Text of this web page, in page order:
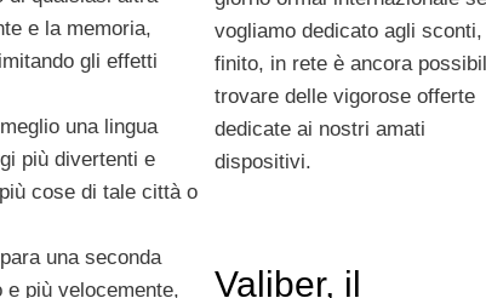
e la memoria,
gli effetti
una lingua
più divertenti e
cose di tale città o
una seconda
e più velocemente,
vogliamo dedicato agli
finito, in rete è ancora
trovare delle vigorose offerte
dedicate ai nostri amati
dispositivi.
Valiber, il